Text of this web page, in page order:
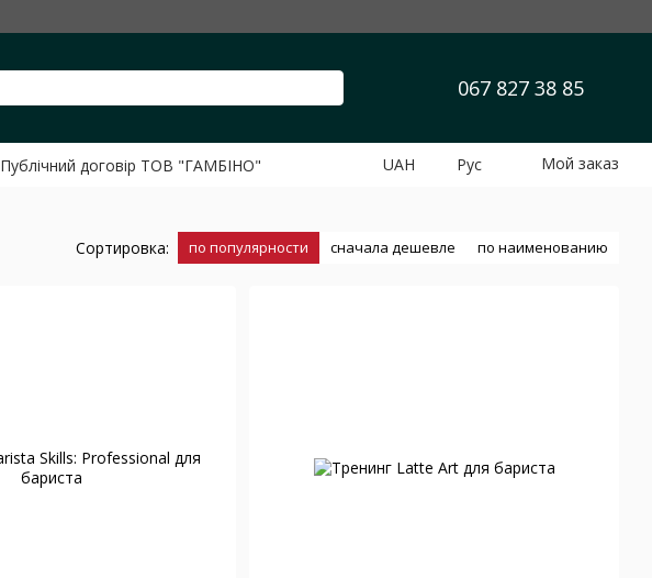
067 827 38 85
Публічний договір ТОВ "ГАМБІНО"
UAH Рус Мой заказ
Сортировка: по популярности сначала дешевле по наименованию